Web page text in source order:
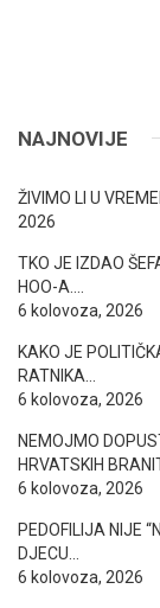
NAJNOVIJE
ŽIVIMO LI U
2026
TKO JE IZDAO
HOO-A….
6 kolovoza, 2026
KAKO JE
RATNIKA…
6 kolovoza, 2026
NEMOJMO
HRVATSKIH
6 kolovoza, 2026
PEDOFILIJA NIJE
DJECU…
6 kolovoza, 2026